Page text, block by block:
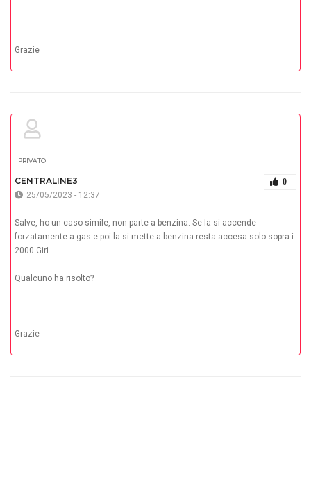
Grazie
PRIVATO
CENTRALINE3 0
25/05/2023 - 12:37
Salve, ho un caso simile, non parte a benzina. Se la si accende
forzatamente a gas e poi la si mette a benzina resta accesa solo sopra i
2000 Giri.
Qualcuno ha risolto?
Grazie